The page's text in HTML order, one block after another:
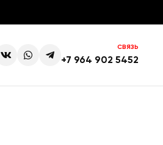
СВЯЗЬ
+7 964 902 5452